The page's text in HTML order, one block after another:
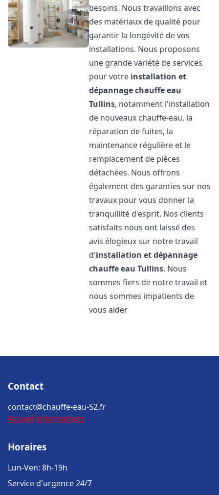
besoins. Nous travaillons avec
des matériaux de qualité pour
garantir la longévité de vos
installations. Nous proposons
une grande variété de services
pour votre installation et
dépannage chauffe eau
Tullins, notamment l'installation
de nouveaux chauffe-eau, la
réparation de fuites, la
maintenance régulière et le
remplacement de pièces
détachées. Nous offrons
également des garanties sur nos
travaux pour vous donner la
tranquillité d'esprit. Nos clients
satisfaits nous ont laissé des
avis élogieux sur notre travail
d'installation et dépannage
chauffe eau Tullins. Nous
sommes fiers de notre travail et
nous sommes impatients de
vous aider
Contact
contact@chauffe-eau-52.fr
Accueil Informations
Horaires
Lun-Ven: 8h-19h
Service d'urgence 24/7